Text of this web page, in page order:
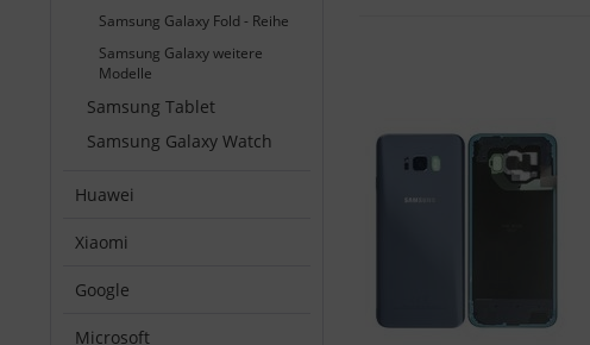
Samsung Galaxy Fold - Reihe
Samsung Galaxy weitere
Modelle
Samsung Tablet
Samsung Galaxy Watch
Huawei
Xiaomi
Google
Microsoft